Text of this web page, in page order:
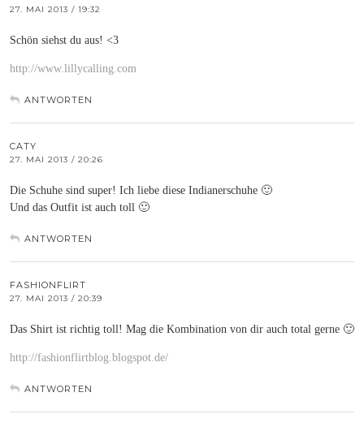
27. MAI 2013 / 19:32
Schön siehst du aus! <3
http://www.lillycalling.com
ANTWORTEN
CATY
27. MAI 2013 / 20:26
Die Schuhe sind super! Ich liebe diese Indianerschuhe 🙂
Und das Outfit ist auch toll 🙂
ANTWORTEN
FASHIONFLIRT
27. MAI 2013 / 20:39
Das Shirt ist richtig toll! Mag die Kombination von dir auch total gerne 🙂
http://fashionflirtblog.blogspot.de/
ANTWORTEN